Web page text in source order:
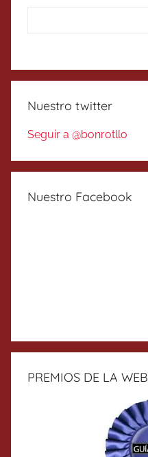
Nuestro twitter
Seguir a @bonrotllo
Nuestro Facebook
PREMIOS DE LA WEB